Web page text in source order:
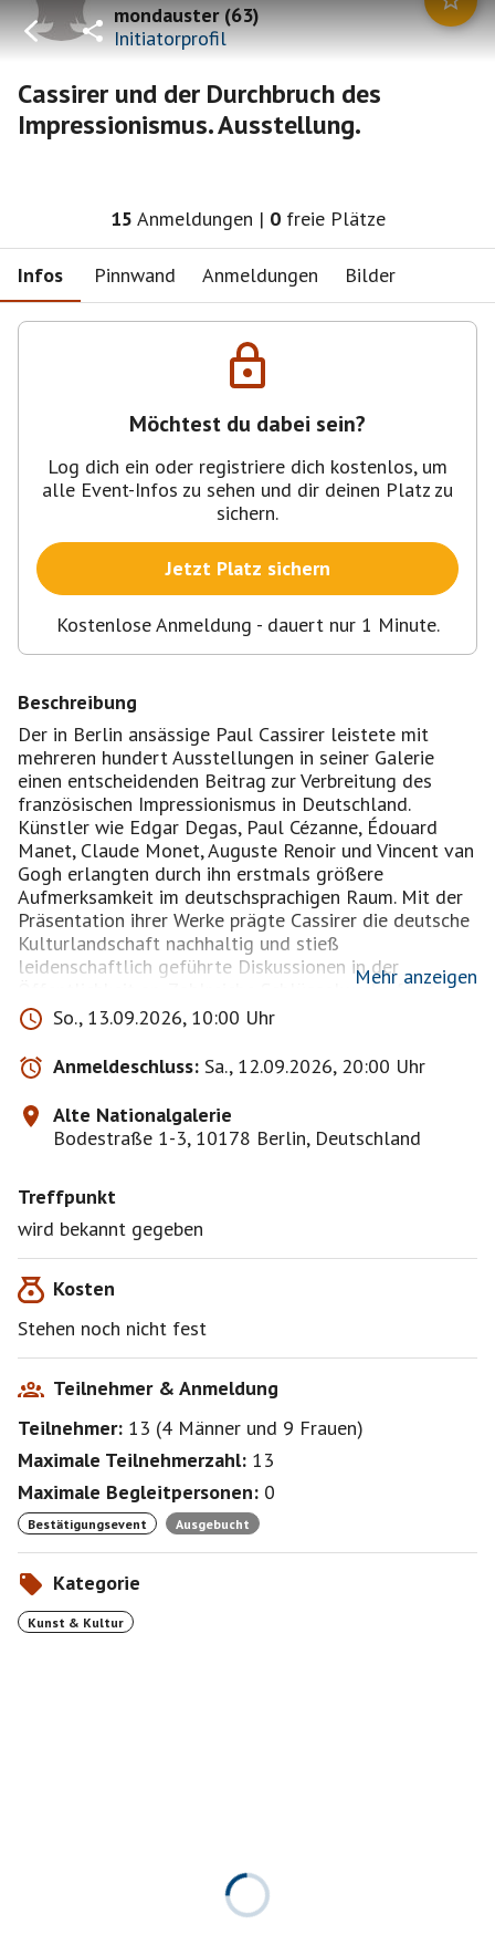
mondauster(63)
Initiatorprofil
Cassirer und der Durchbruch des
Impressionismus. Ausstellung.
15 Anmeldungen | 0 freie Plätze
Infos Pinnwand Anmeldungen Bilder
Möchtest du dabei sein?
Log dich ein oder registriere dich kostenlos, um
alle Event-Infos zu sehen und dir deinen Platz zu
sichern.
Jetzt Platz sichern
Kostenlose Anmeldung - dauert nur 1 Minute.
Beschreibung
Der in Berlin ansässige Paul Cassirer leistete mit
mehreren hundert Ausstellungen in seiner Galerie
einen entscheidenden Beitrag zur Verbreitung des
französischen Impressionismus in Deutschland.
Künstler wie Edgar Degas, Paul Cézanne, Édouard
Manet, Claude Monet, Auguste Renoir und Vincent van
Gogh erlangten durch ihn erstmals größere
Aufmerksamkeit im deutschsprachigen Raum. Mit der
Präsentation ihrer Werke prägte Cassirer die deutsche
Kulturlandschaft nachhaltig und stieß
leidenschaftlich geführte Diskussionen in der
Öffentlichkeit an. Zahlreiche Schlüsselwerke fanden
durch seine Vermittlung Eingang in bedeutende
deutsche Sammlungen und Museen, darunter auch in
die Bestände der Nationalgalerie.
Mehr anzeigen
So., 13.09.2026, 10:00 Uhr
Anmeldeschluss: Sa., 12.09.2026, 20:00 Uhr
Alte Nationalgalerie
Bodestraße 1-3, 10178 Berlin, Deutschland
Treffpunkt
wird bekannt gegeben
Kosten
Stehen noch nicht fest
Teilnehmer & Anmeldung
Teilnehmer: 13 (4 Männer und 9 Frauen)
Maximale Teilnehmerzahl: 13
Maximale Begleitpersonen: 0
Bestätigungsevent Ausgebucht
Kategorie
Kunst & Kultur